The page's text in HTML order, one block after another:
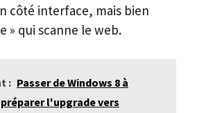
côté interface, mais bien
» qui scanne le web.
: Passer de Windows 8 à
l'upgrade vers